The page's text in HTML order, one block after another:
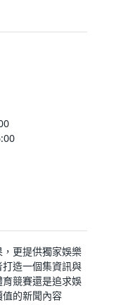
更提供獨家娛樂
造一個集資訊與
競賽還是追求娛
的新聞內容